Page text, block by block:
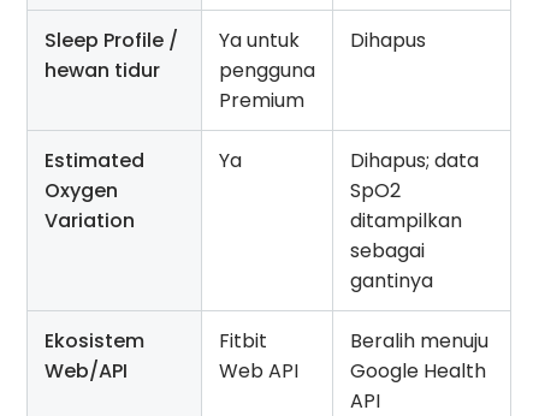
Sleep Profile /
hewan tidur
Ya untuk
pengguna
Premium
Dihapus
Estimated
Oxygen
Variation
Ya
Dihapus; data
SpO2
ditampilkan
sebagai
gantinya
Ekosistem
Web/API
Fitbit
Web API
Beralih menuju
Google Health
API